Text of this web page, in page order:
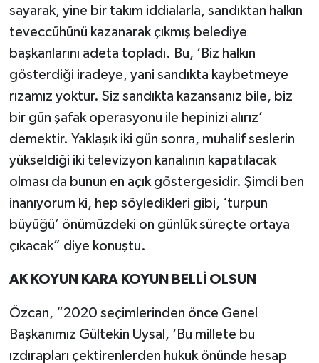
sayarak, yine bir takım iddialarla, sandıktan halkın
teveccühünü kazanarak çıkmış belediye
başkanlarını adeta topladı. Bu, ‘Biz halkın
gösterdiği iradeye, yani sandıkta kaybetmeye
rızamız yoktur. Siz sandıkta kazansanız bile, biz
bir gün şafak operasyonu ile hepinizi alırız’
demektir. Yaklaşık iki gün sonra, muhalif seslerin
yükseldiği iki televizyon kanalının kapatılacak
olması da bunun en açık göstergesidir. Şimdi ben
inanıyorum ki, hep söyledikleri gibi, ‘turpun
büyüğü’ önümüzdeki on günlük süreçte ortaya
çıkacak” diye konuştu.
AK KOYUN KARA KOYUN BELLİ OLSUN
Özcan, “2020 seçimlerinden önce Genel
Başkanımız Gültekin Uysal, ‘Bu millete bu
ızdırapları çektirenlerden hukuk önünde hesap